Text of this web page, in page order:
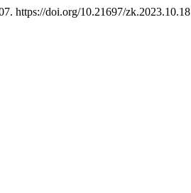
https://doi.org/10.21697/zk.2023.10.18